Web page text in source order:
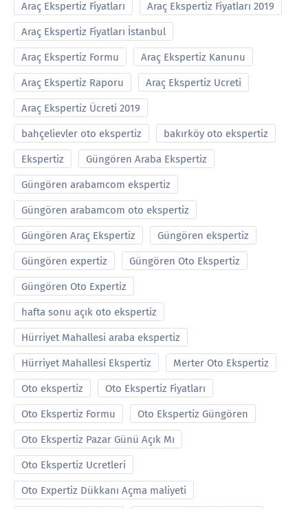
Araç Ekspertiz Fiyatları Araç Ekspertiz Fiyatları 2019
Araç Ekspertiz Fiyatları İstanbul
Araç Ekspertiz Formu Araç Ekspertiz Kanunu
Araç Ekspertiz Raporu Araç Ekspertiz Ucreti
Araç Ekspertiz Ücreti 2019
bahçelievler oto ekspertiz bakırköy oto ekspertiz
Ekspertiz Güngören Araba Ekspertiz
Güngören arabamcom ekspertiz
Güngören arabamcom oto ekspertiz
Güngören Araç Ekspertiz Güngören ekspertiz
Güngören expertiz Güngören Oto Ekspertiz
Güngören Oto Expertiz
hafta sonu açık oto ekspertiz
Hürriyet Mahallesi araba ekspertiz
Hürriyet Mahallesi Ekspertiz Merter Oto Ekspertiz
Oto ekspertiz Oto Ekspertiz Fiyatları
Oto Ekspertiz Formu Oto Ekspertiz Güngören
Oto Ekspertiz Pazar Günü Açık Mı
Oto Ekspertiz Ucretleri
Oto Expertiz Dükkanı Açma maliyeti